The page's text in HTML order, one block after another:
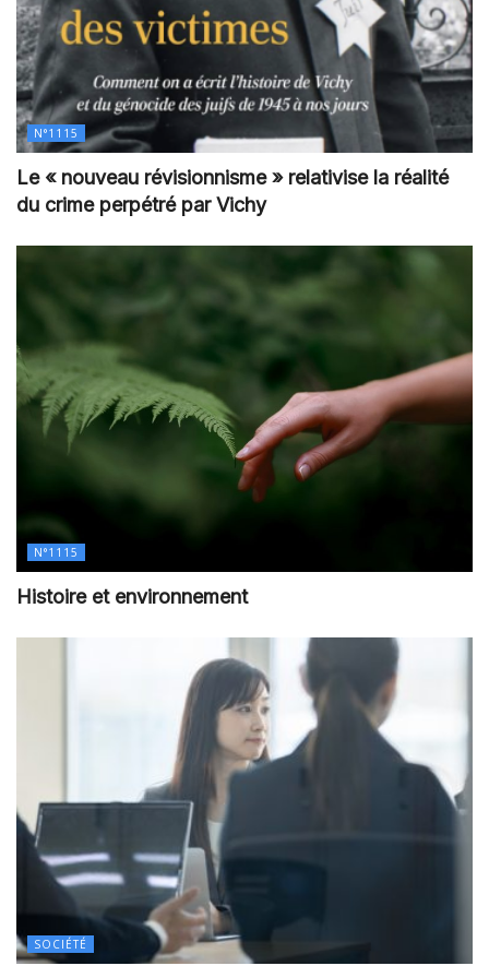
N°1115
Le « nouveau révisionnisme » relativise la réalité
du crime perpétré par Vichy
N°1115
Histoire et environnement
SOCIÉTÉ